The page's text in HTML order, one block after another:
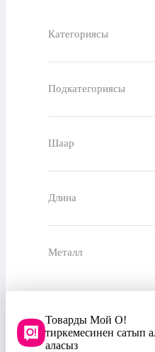
Категориясы
Подкатегориясы
Шаар
Длина
Металл
Товарды Мой О!
тиркемесинен сатып
аласыз